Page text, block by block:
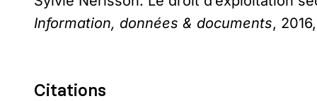
Information, données & documents,
Citations